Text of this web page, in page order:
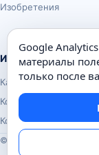
Изобретения
Информация
Карта сайта
Контакты
Конфиденциальность
© Почемуха.ру,
Google
материалы
только после